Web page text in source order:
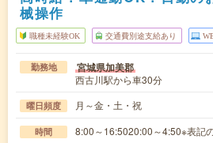
械操作
職種未経験OK 交通費別途支給あり
勤務地 宮城県加美郡
西古川駅から車30分
曜日頻度 月～金・土・祝
時間 8:00～16:5020:00～4:50※表記